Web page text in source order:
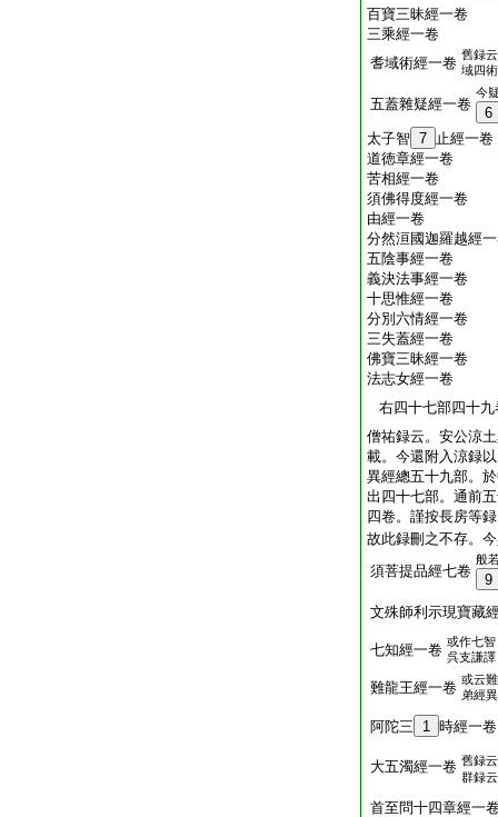
百寶三昧經一卷
三乘經一卷
耆域術經一卷 舊録
域四
五蓋雜疑經一卷
今
6
太子智 7 止經一卷
道徳章經一卷
苦相經一卷
須佛得度經一卷
由經一卷
分然洹國迦羅越經
五陰事經一卷
義決法事經一卷
十思惟經一卷
分別六情經一卷
三失蓋經一卷
佛寶三昧經一卷
法志女經一卷
右四十七部四十九
僧祐録云。安公涼
載。今還附入涼録
異經總五十九部。
出四十七部。通前
四卷。謹按長房等
故此録刪之不存。
須菩提品經七卷
般
9
文殊師利示現寶藏
七知經一卷 或作七智
呉支謙譯
難龍王經一卷 或云
弟經
阿陀三 1 時經一卷
大五濁經一卷 舊録
群録
首至問十四章經一